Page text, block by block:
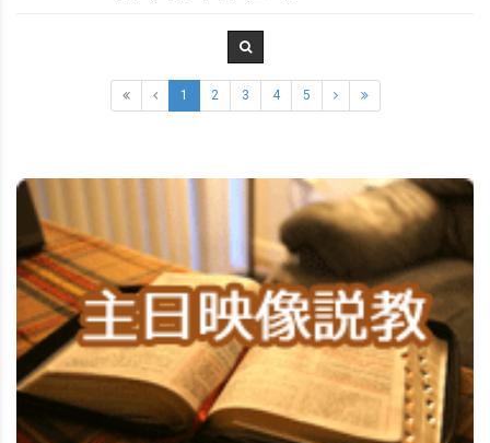
1 2 3 4 5